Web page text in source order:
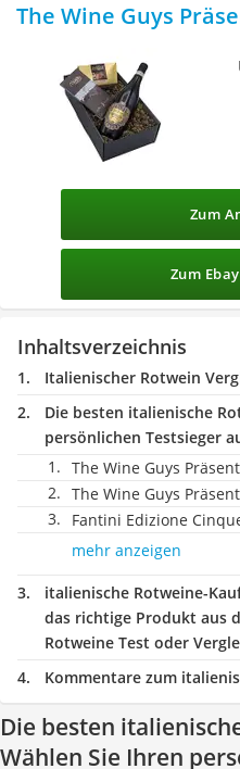
The Wine Guys
Zum
Zum
Inhaltsverzeichnis
Italienischer Rotwein
Die besten italienische
persönlichen Testsieger
The Wine Guys
The Wine Guys
Fantini Edizione
mehr anzeigen
italienische Rotweine-
das richtige Produkt aus
Rotweine Test oder
Kommentare zum
Die besten
Wählen Sie Ihren